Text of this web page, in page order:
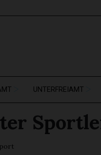
UNTERFREIAMT